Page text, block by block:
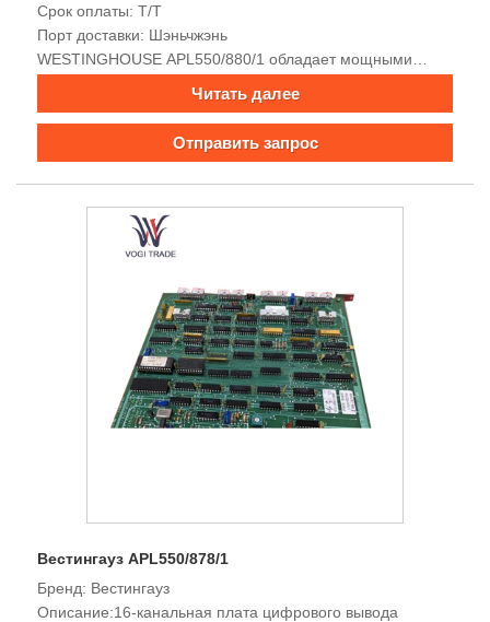
Срок оплаты: Т/Т
Порт доставки: Шэньчжэнь
WESTINGHOUSE APL550/880/1 обладает мощными
памяти, поддерживает многоканальный ввод и вывод,
интерфейсы связи, поддерживает многопротокольную
точность, высокую надежность и легко установить.
Читать далее
Отправить запрос
Вестингауз APL550/878/1
Бренд: Вестингауз
Описание:16-канальная плата цифрового вывода